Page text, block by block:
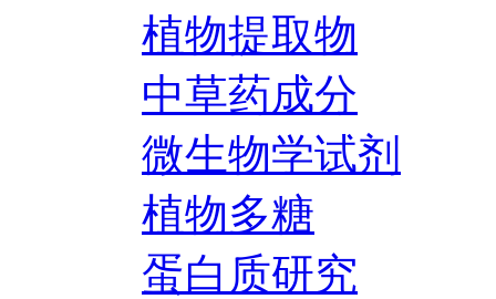
植物提取物
中草药成分
微生物学试剂
植物多糖
蛋白质研究